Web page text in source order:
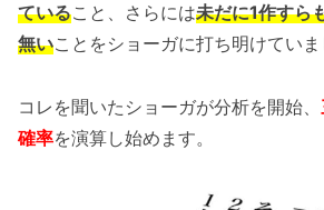
ていること、さらには未だに1作すら
無いことをショーガに打ち明けていま
コレを聞いたショーガが分析を開始、
確率を演算し始めます。